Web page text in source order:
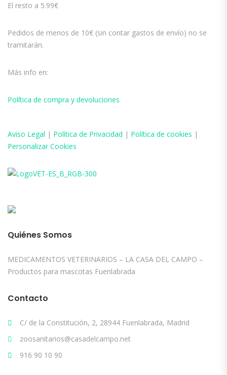
El resto a 5.99€
Pedidos de menos de 10€ (sin contar gastos de envío) no se
tramitarán.
Más info en:
Política de compra y devoluciones
Aviso Legal | Política de Privacidad | Política de cookies |
Personalizar Cookies
Quiénes Somos
MEDICAMENTOS VETERINARIOS – LA CASA DEL CAMPO –
Productos para mascotas Fuenlabrada
Contacto
C/ de la Constitución, 2, 28944 Fuenlabrada, Madrid
zoosanitarios@casadelcampo.net
916 90 10 90